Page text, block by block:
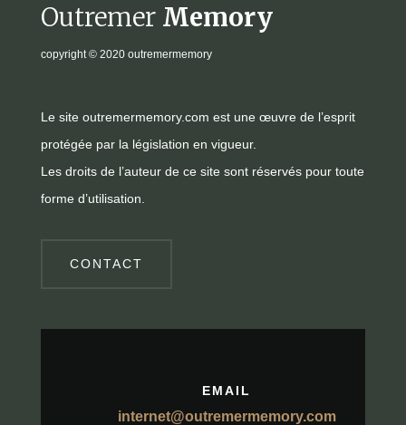
Outremer Memory
copyright© 2020 outremermemory
Le site outremermemory.com est une œuvre de l’esprit
protégée par la législation en vigueur.
Les droits de l’auteur de ce site sont réservés pour toute
forme d’utilisation.
CONTACT
EMAIL
internet@outremermemory.com